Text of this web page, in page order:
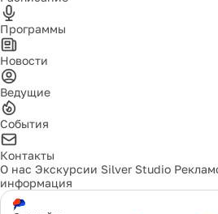
Программы
Новости
Ведущие
События
Контакты
О нас Экскурсии Silver Studio
информация